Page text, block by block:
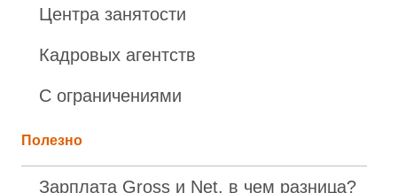
Центра занятости
Кадровых агентств
С ограничениями
Полезно
Зарплата Gross и Net, в чем разница?